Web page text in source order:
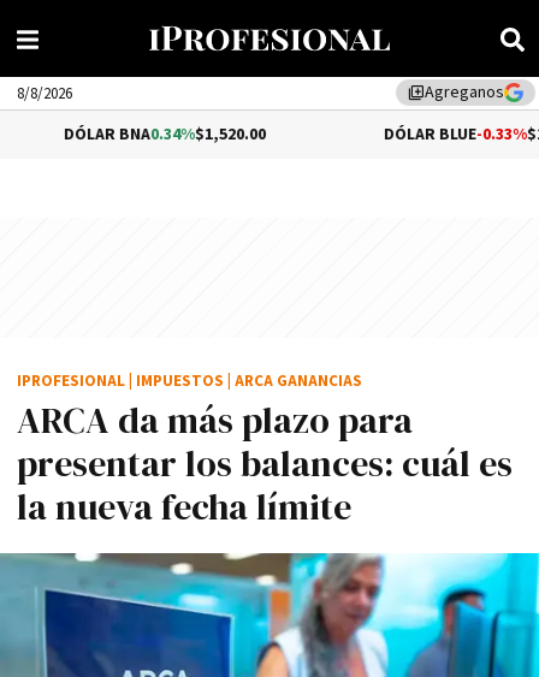
library_addAgreganos
8/8/2026
BNA0.34%$1,520.00 DÓLAR BLUE-0.33%$1,540.00
ARCA da más plazo para
presentar los balances: cuál es
la nueva fecha límite
IPROFESIONAL IMPUESTOS ARCA GANANCIAS